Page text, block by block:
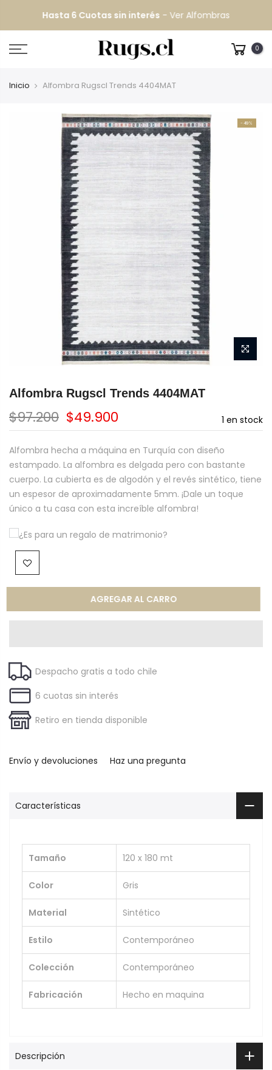
Hasta 6 Cuotas sin interés -Ver Alfombras
0
Inicio Alfombra Rugscl Trends 4404MAT
-49%
Alfombra Rugscl Trends 4404MAT
1 en stock
$97.200 $49.900
Alfombra hecha a máquina en Turquía con diseño
estampado. La alfombra es delgada pero con bastante
cuerpo. La cubierta es de algodón y el revés sintético, tiene
un espesor de aproximadamente 5mm. ¡Dale un toque
único a tu casa con esta increíble alfombra!
¿Es para un regalo de matrimonio?
AGREGAR AL CARRO
Despacho gratis a todo chile
6 cuotas sin interés
Retiro en tienda disponible
Envío y devoluciones Haz una pregunta
Características
Tamaño 120 x 180 mt
Color Gris
Material Sintético
Estilo Contemporáneo
Colección Contemporáneo
Fabricación Hecho en maquina
Descripción